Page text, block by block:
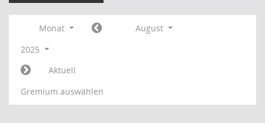
Monat
August
2025
Aktuell
Gremium auswählen